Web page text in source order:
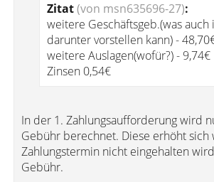
Zitat(von msn635696-27):
weitere Geschäftsgeb.(was
darunter vorstellen kann) -
weitere Auslagen(wofür?) - 9,74€
Zinsen 0,54€
In der 1. Zahlungsaufforderung wird
Gebühr berechnet. Diese erhöht sich
Zahlungstermin nicht eingehalten
Gebühr.